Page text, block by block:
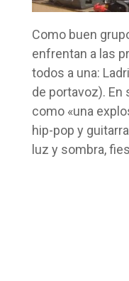
Como buen
enfrentan a las
todos a una:
de portavoz). En
como «una
hip-pop y
luz y sombra,